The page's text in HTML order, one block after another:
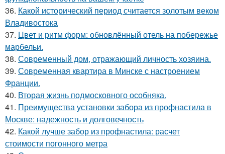
36. Какой исторический период считается золотым веком
Владивостока
37. Цвет и ритм форм: обновлённый отель на побережье
марбельи.
38. Современный дом, отражающий личность хозяина.
39. Современная квартира в Минске с настроением
Франции.
40. Вторая жизнь подмосковного особняка.
41. Преимущества установки забора из профнастила в
Москве: надежность и долговечность
42. Какой лучше забор из профнастила: расчет
стоимости погонного метра